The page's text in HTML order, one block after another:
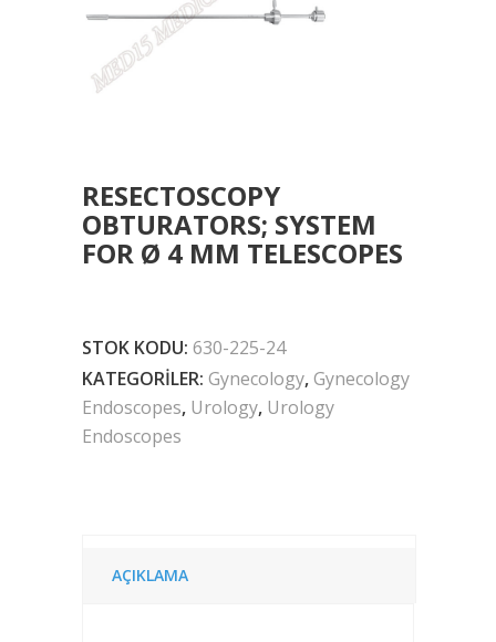
RESECTOSCOPY
OBTURATORS; SYSTEM
FOR Ø 4 MM TELESCOPES
STOK KODU: 630-225-24
KATEGORILER: Gynecology,Gynecology
Endoscopes, Urology, Urology
Endoscopes
AÇIKLAMA